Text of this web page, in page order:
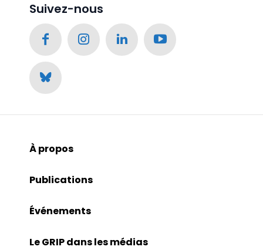
Suivez-nous
À propos
Publications
Événements
Le GRIP dans les médias